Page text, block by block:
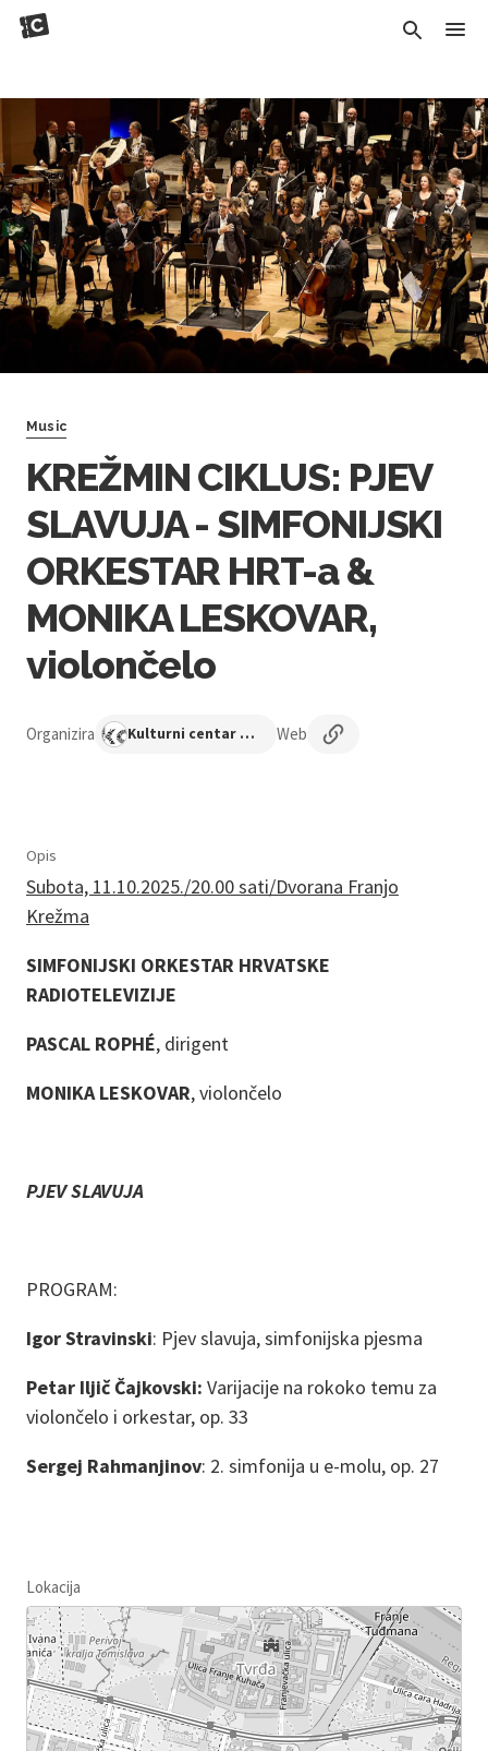
Music
KREŽMIN CIKLUS: PJEV
SLAVUJA - SIMFONIJSKI
ORKESTAR HRT-a &
MONIKA LESKOVAR,
violončelo
Organizira Kulturni centar Osijek Web
Opis
Subota, 11.10.2025./20.00 sati/Dvorana Franjo
Krežma
SIMFONIJSKI ORKESTAR HRVATSKE
RADIOTELEVIZIJE
PASCAL ROPHÉ, dirigent
MONIKA LESKOVAR, violončelo
PJEV SLAVUJA
PROGRAM:
Igor Stravinski: Pjev slavuja, simfonijska pjesma
Petar Iljič Čajkovski: Varijacije na rokoko temu za
violončelo i orkestar, op. 33
Sergej Rahmanjinov: 2. simfonija u e-molu, op. 27
Lokacija